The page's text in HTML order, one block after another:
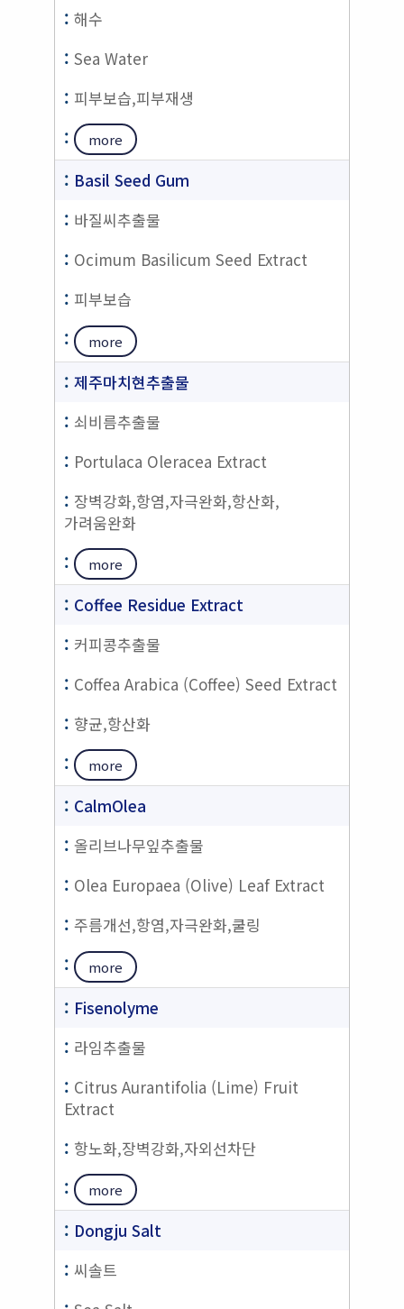
해수
Sea Water
피부보습,피부재생
more
Basil Seed Gum
바질씨추출물
Ocimum Basilicum Seed Extract
피부보습
more
제주마치현추출물
쇠비름추출물
Portulaca Oleracea Extract
장벽강화,항염,자극완화,항산화,
가려움완화
more
Coffee Residue Extract
커피콩추출물
Coffea Arabica (Coffee) Seed Extract
향균,항산화
more
CalmOlea
올리브나무잎추출물
Olea Europaea (Olive) Leaf Extract
주름개선,항염,자극완화,쿨링
more
Fisenolyme
라임추출물
Citrus Aurantifolia (Lime) Fruit
Extract
항노화,장벽강화,자외선차단
more
Dongju Salt
씨솔트